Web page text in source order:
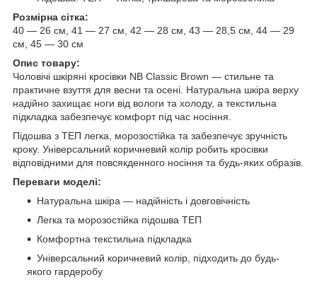
Розмірна сітка:
40 — 26 см, 41 — 27 см, 42 — 28 см, 43 — 28,5 см, 44 — 29
см, 45 — 30 см
Опис товару:
Чоловічі шкіряні кросівки NB Classic Brown — стильне та
практичне взуття для весни та осені. Натуральна шкіра верху
надійно захищає ноги від вологи та холоду, а текстильна
підкладка забезпечує комфорт під час носіння.
Підошва з ТЕП легка, морозостійка та забезпечує зручність
кроку. Універсальний коричневий колір робить кросівки
відповідними для повсякденного носіння та будь-яких образів.
Переваги моделі:
Натуральна шкіра — надійність і довговічність
Легка та морозостійка підошва ТЕП
Комфортна текстильна підкладка
Універсальний коричневий колір, підходить до будь-
якого гардеробу